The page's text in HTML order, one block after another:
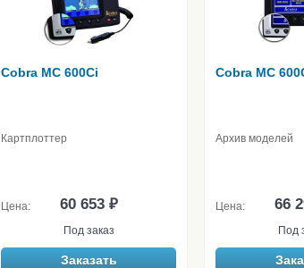
Cobra MC 600Ci
Картплоттер
Цена: 60 653 ₽
Под заказ
Заказать
Cobra MC
Архив моделей
Цена: 66
Под